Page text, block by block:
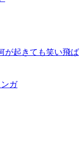
起きても笑い飛ば
ガ